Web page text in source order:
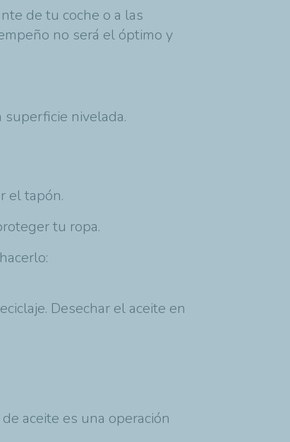
de tu coche o a las
no será el óptimo y
nivelada.
el tapón.
tu ropa.
Desechar el aceite en
aceite es una operación